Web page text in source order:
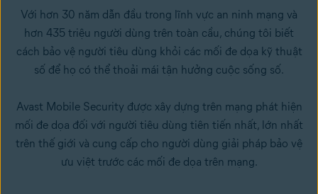
Với hơn 30 năm dẫn đầu trong lĩnh vực an ninh mạng và
hơn 435 triệu người dùng trên toàn cầu, chúng tôi biết
cách bảo vệ người tiêu dùng khỏi các mối đe dọa kỹ thuật
số để họ có thể thoải mái tận hưởng cuộc sống số.
Avast Mobile Security được xây dựng trên mạng phát hiện
mối đe dọa đối với người tiêu dùng tiên tiến nhất, lớn nhất
trên thế giới và cung cấp cho người dùng giải pháp bảo vệ
ưu việt trước các mối đe dọa trên mạng.